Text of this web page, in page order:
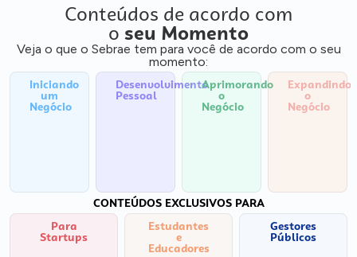
Conteúdos de acordo com
o seu Momento
Veja o que o Sebrae tem para você de acordo com o seu
momento:
Iniciando
um
Negócio
Desenvolvimento
Pessoal
Aprimorando
o
Negócio
Expandindo
o
Negócio
CONTEÚDOS EXCLUSIVOS PARA
Para
Startups
Estudantes
e
Educadores
Gestores
Públicos